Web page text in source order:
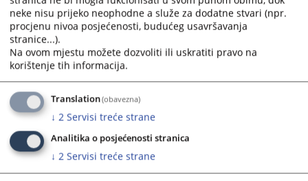
OTVOREN STEČAJ NAD IMOVINOM
STEČAJNOG DUŽNIKA DRUŠTVO SA
OGRANIČENOM ODGOVORNOŠĆU
"SLAVUJ" UGLJEVIK
Okružni privredni sud u Bijeljini, dana 24.07.2026. godine,
imovinom stečajnog dužnika Društvo sa ograničenom
odgovornošću "SLAVUJ" Ugljevik.
24.07.2026.
neke nisu prijeko neophodne a služe za dodatne stvari (npr.
procjenu nivoa posjećenosti, budućeg usavršavanja
stranice...).
Na ovom mjestu možete dozvoliti ili uskratiti pravo na
korištenje tih informacija.
Translation(obavezna)
↓ 2 Servisi treće strane
Analitika o posjećenosti stranica
↓ 2 Servisi treće strane